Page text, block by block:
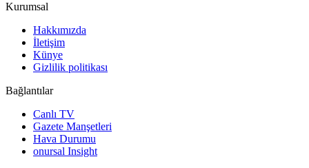
Kurumsal
Hakkımızda
İletişim
Künye
Gizlilik politikası
Bağlantılar
Canlı TV
Gazete Manşetleri
Hava Durumu
onursal Insight